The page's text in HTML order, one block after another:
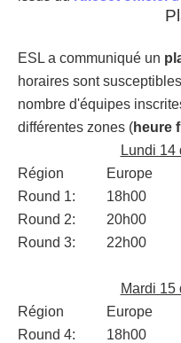
ESL a communiqué un
horaires sont
nombre d'équipes
différentes zones (heure
Lundi 14
Région
Europe
Round 1:
18h00
Round 2:
20h00
Round 3:
22h00
Mardi 15
Région
Europe
Round 4:
18h00